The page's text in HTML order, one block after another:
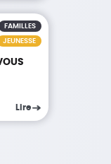
FAMILLES
JEUNESSE
Lire